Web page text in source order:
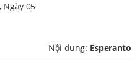
, Ngày 05
Nội dung: Esperanto